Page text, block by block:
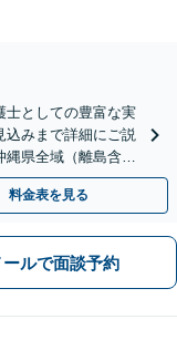
士としての豊富な実
込みまで詳細にご説
縄県全域（離島含
料金表を見る
ールで面談予約